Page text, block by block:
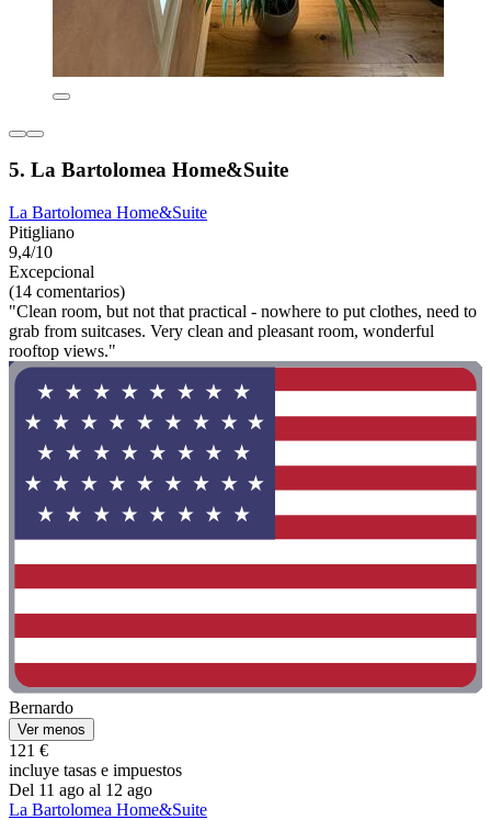
5. La Bartolomea Home&Suite
La Bartolomea Home&Suite
Pitigliano
9,4/10
Excepcional
(14 comentarios)
"Clean room, but not that practical - nowhere to put clothes, need to
grab from suitcases. Very clean and pleasant room, wonderful
rooftop views."
Bernardo
Ver menos
121 €
incluye tasas e impuestos
Del 11 ago al 12 ago
La Bartolomea Home&Suite